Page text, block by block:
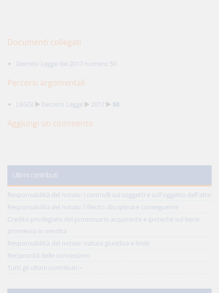
Documenti collegati
Decreto Legge del 2017 numero 50
Percorsi argomentali
LEGGI Decreto Legge 2017 50
Aggiungi un commento
Ultimi contributi
Responsabilità del notaio: i controlli sui soggetti e sull'oggetto dell'atto
Responsabilità del notaio: l'illecito disciplinare conseguente
Credito privilegiato del promissario acquirente e ipoteche sul bene
promesso in vendita
Responsabilità del notaio: natura giuridica e limiti
Reciprocità delle concessioni
Tutti gli ultimi contributi >